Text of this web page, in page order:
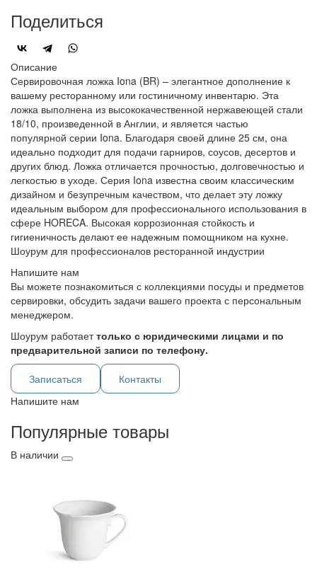
Поделиться
Описание
Сервировочная ложка Iona (BR) – элегантное дополнение к
вашему ресторанному или гостиничному инвентарю. Эта
ложка выполнена из высококачественной нержавеющей стали
18/10, произведенной в Англии, и является частью
популярной серии Iona. Благодаря своей длине 25 см, она
идеально подходит для подачи гарниров, соусов, десертов и
других блюд. Ложка отличается прочностью, долговечностью и
легкостью в уходе. Серия Iona известна своим классическим
дизайном и безупречным качеством, что делает эту ложку
идеальным выбором для профессионального использования в
сфере HORECA. Высокая коррозионная стойкость и
гигиеничность делают ее надежным помощником на кухне.
Шоурум для профессионалов ресторанной индустрии
Напишите нам
Вы можете познакомиться с коллекциями посуды и предметов
сервировки, обсудить задачи вашего проекта с персональным
менеджером.
Шоурум работаеттолько с юридическими лицами и по
предварительной записи по телефону.
Записаться
Контакты
Напишите нам
Популярные товары
В наличии